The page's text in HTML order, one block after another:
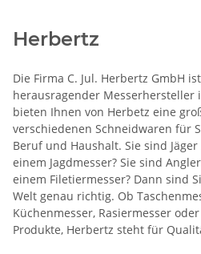
Herbertz
Die Firma C. Jul. Herbertz GmbH
herausragender Messerhersteller
bieten Ihnen von Herbetz eine
verschiedenen Schneidwaren für
Beruf und Haushalt. Sie sind
einem Jagdmesser? Sie sind
einem Filetiermesser? Dann sind
Welt genau richtig. Ob
Küchenmesser, Rasiermesser
Produkte, Herbertz steht für